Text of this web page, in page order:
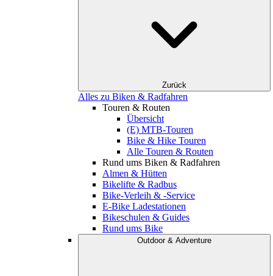
Zurück
Alles zu Biken & Radfahren
Touren & Routen
Übersicht
(E) MTB-Touren
Bike & Hike Touren
Alle Touren & Routen
Rund ums Biken & Radfahren
Almen & Hütten
Bikelifte & Radbus
Bike-Verleih & -Service
E-Bike Ladestationen
Bikeschulen & Guides
Rund ums Bike
Outdoor & Adventure